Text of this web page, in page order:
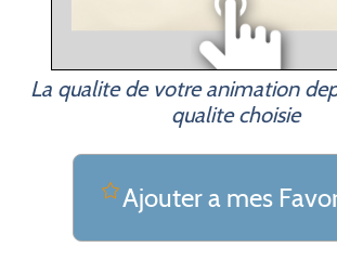
La qualite de votre animation
qualite choisie
Ajouter a mes